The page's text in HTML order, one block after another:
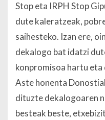
Stop eta IRPH Stop
dute kaleratzeak,
saihesteko. Izan ere,
dekalogo bat idatzi
konpromisoa hartu
Aste honenta
dituzte dekalogoaren
besteak beste,